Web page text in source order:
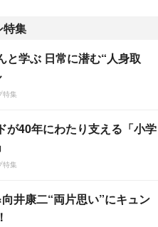
特集
と学ぶ 日常に潜む“人身取
特集
が40年にわたり支える「小学
特集
井康二“両片思い”にキュン